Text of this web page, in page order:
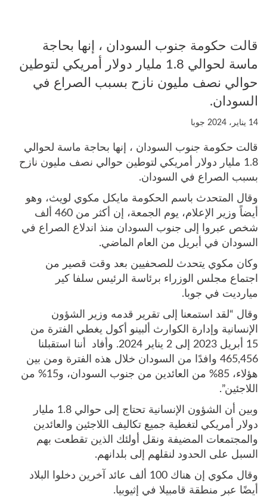
قالت حكومة جنوب السودان ، إنها بحاجة
ماسة لحوالي 1.8 مليار دولار أمريكي لتوطين
حوالي نصف مليون نازح بسبب الصراع في
السودان.
14 يناير، 2024 جوبا
قالت حكومة جنوب السودان ، إنها بحاجة ماسة لحوالي
1.8 مليار دولار أمريكي لتوطين حوالي نصف مليون نازح
بسبب الصراع في السودان.
وقال المتحدث باسم الحكومة مايكل مكوي لويث، وهو
أيضاً وزير الإعلام، يوم الجمعة، إن أكثر من 460 ألف
شخص عبروا إلى جنوب السودان منذ اندلاع الصراع في
السودان في أبريل من العام الماضي.
وكان مكوي يتحدث للصحفيين بعد وقت قصير من
اجتماع مجلس الوزراء برئاسة الرئيس سلفا كير
ميارديت في جوبا.
وقال “لقد استمعنا إلى تقرير قدمه وزير الشؤون
الإنسانية وإدارة الكوارث ألبينو أكول يغطي الفترة من
15 أبريل 2023 إلى 2 يناير 2024. وأفاد أننا استقبلنا
465,456 وافدًا من السودان خلال هذه الفترة ومن بين
هؤلاء، 85% من العائدين من جنوب السودان، و15% من
اللاجئين”.
وبين أن الشؤون الإنسانية تحتاج إلى حوالي 1.8 مليار
دولار أمريكي لتغطية جميع تكاليف اللاجئين والعائدين
والمجتمعات المضيفة ونقل أولئك الذين تقطعت بهم
السبل على الحدود لنقلهم إلى بلدانهم.
وقال مكوي إن هناك 100 ألف عائد آخرين دخلوا البلاد
أيضًا عبر منطقة قامبيلا في إثيوبيا.